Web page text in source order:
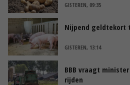
GISTEREN, 09:35
Nijpend geldtekort
GISTEREN, 13:14
BBB vraagt
rijden